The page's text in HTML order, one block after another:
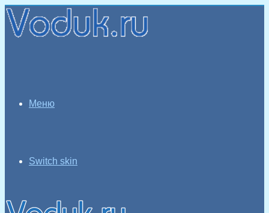
Меню
Switch skin